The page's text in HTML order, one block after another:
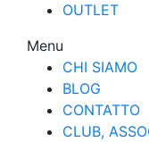
OUTLET
Menu
CHI SIAMO
BLOG
CONTATTO
CLUB,